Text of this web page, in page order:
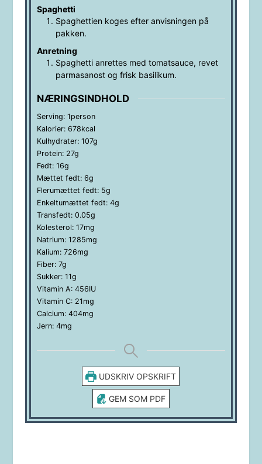
Spaghetti
Spaghettien koges efter anvisningen på
pakken.
Anretning
Spaghetti anrettes med tomatsauce, revet
parmasanost og frisk basilikum.
NÆRINGSINDHOLD
Serving: 1person
Kalorier: 678kcal
Kulhydrater: 107g
Protein: 27g
Fedt: 16g
Mættet fedt: 6g
Flerumættet fedt: 5g
Enkeltumættet fedt: 4g
Transfedt: 0.05g
Kolesterol: 17mg
Natrium: 1285mg
Kalium: 726mg
Fiber: 7g
Sukker: 11g
Vitamin A: 456IU
Vitamin C: 21mg
Calcium: 404mg
Jern: 4mg
UDSKRIV OPSKRIFT
GEM SOM PDF